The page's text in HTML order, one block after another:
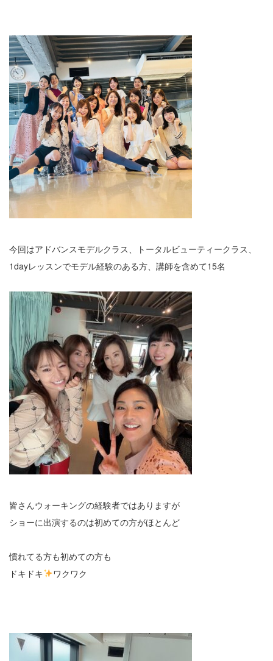
今回はアドバンスモデルクラス、トータルビューティークラス、
1dayレッスンでモデル経験のある方、講師を含めて15名
皆さんウォーキングの経験者ではありますが
ショーに出演するのは初めての方がほとんど
慣れてる方も初めての方も
ドキドキ
ワクワク